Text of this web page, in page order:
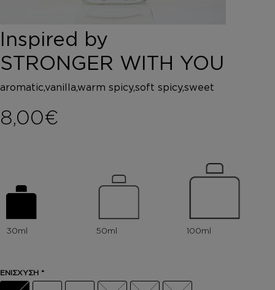
HOROMIA
SPECIAL OFFERS
ΚΑΛΑΘΙ
Inspired by
STRONGER WITH YOU
aromatic,vanilla,warm spicy,soft spicy,sweet
8,00€
ΕΝΙΣΧΥΣΗ *